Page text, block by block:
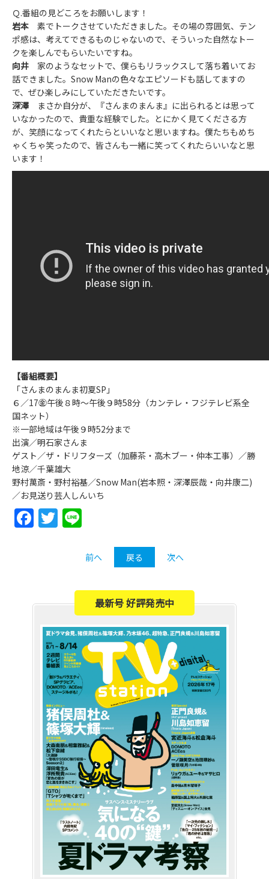
Ｑ.番組の見どころをお願いします！
岩本 素でトークさせていただきました。その場の雰囲気、テン
ポ感は、考えてできるものじゃないので、そういった自然なトー
クを楽しんでもらいたいですね。
向井 家のようなセットで、僕らもリラックスして落ち着いてお
話できました。Snow Manの色々なエピソードも話してますの
で、ぜひ楽しみにしていただきたいです。
深澤 まさか自分が、『さんまのまんま』に出られるとは思って
いなかったので、貴重な経験でした。とにかく見てくださる方
が、笑顔になってくれたらといいなと思いますね。僕たちもめち
ゃくちゃ笑ったので、皆さんも一緒に笑ってくれたらいいなと思
います！
【番組概要】
「さんまのまんま初夏SP」
６／17㊎午後８時～午後９時58分（カンテレ・フジテレビ系全
国ネット）
※一部地域は午後９時52分まで
出演／明石家さんま
ゲスト／ザ・ドリフターズ（加藤茶・高木ブー・仲本工事）／勝
地涼／千葉雄大
野村萬斎・野村裕基／Snow Man(岩本照・深澤辰哉・向井康二)
／お見送り芸人しんいち
Facebook
Twitter
前へ 戻る 次へ
最新号 好評発売中